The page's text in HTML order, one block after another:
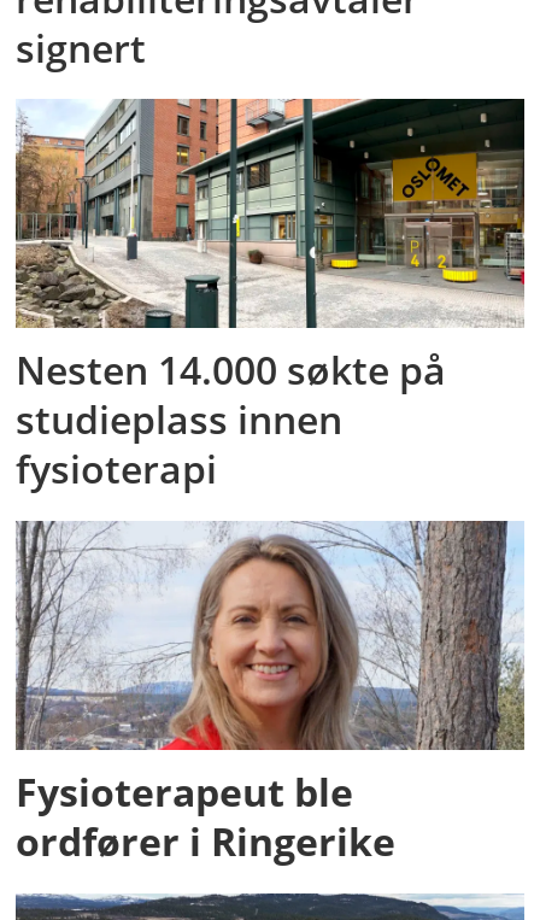
signert
Nesten 14.000 søkte på
studieplass innen
fysioterapi
Fysioterapeut ble
ordfører i Ringerike